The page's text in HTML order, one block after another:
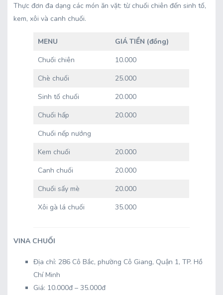
Thực đơn đa dạng các món ăn vặt: từ chuối chiên đến sinh tố,
kem, xôi và canh chuối.
MENU
GIÁ TIỀN (đồng)
Chuối chiên
10.000
Chè chuối
25.000
Sinh tố chuối
20.000
Chuối hấp
20.000
Chuối nếp nướng
Kem chuối
20.000
Canh chuối
20.000
Chuối sấy mè
20.000
Xôi gà lá chuối
35.000
VINA CHUỐI
Địa chỉ: 286 Cô Bắc, phường Cô Giang, Quận 1, TP. Hồ
Chí Minh
Giá: 10.000đ – 35.000đ